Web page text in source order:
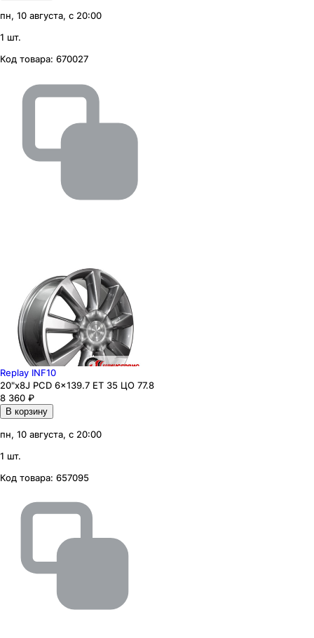
пн, 10 августа, с 20:00
1 шт.
Код товара: 670027
Replay INF10
20"x8J PCD 6x139.7 ЕТ 35 ЦО 77.8
8 360 ₽
В корзину
пн, 10 августа, с 20:00
1 шт.
Код товара: 657095